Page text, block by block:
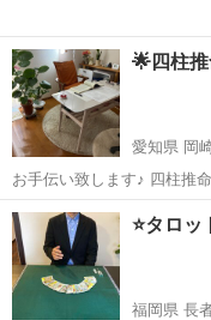
🌟四柱
愛知県 岡
お手伝い致します♪ 四柱
愛知 岡崎市
⭐️タロ
福岡県 長